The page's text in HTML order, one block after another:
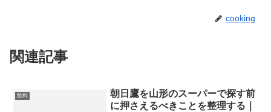
cooking
関連記事
飲料
朝日鷹を山形のスーパーで探す前
に押さえるべきことを整理する｜